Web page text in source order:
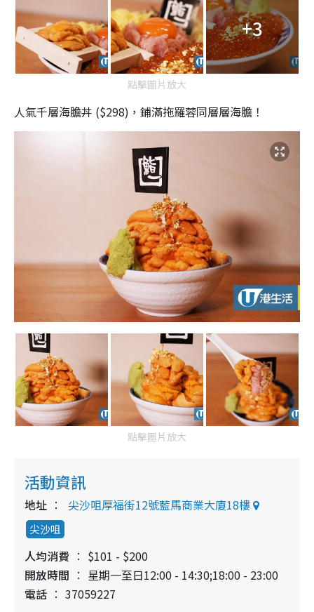
+3
點擊圖片放大
人氣千層海膽丼 ($298)，鋪滿拖羅蓉同層層海膽！
點擊圖片放大
活動資訊
地址 尖沙咀厚福街12號藍馬商業大廈18樓
尖沙咀
人均消費
$101 - $200
開放時間
星期一至日12:00 - 14:30;18:00 - 23:00
電話
37059227